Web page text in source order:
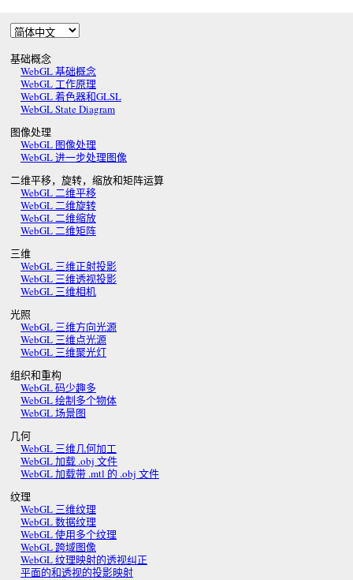
基础概念
WebGL 基础概念
WebGL 工作原理
WebGL 着色器和GLSL
WebGL State Diagram
图像处理
WebGL 图像处理
WebGL 进一步处理图像
二维平移，旋转，缩放和矩阵运算
WebGL 二维平移
WebGL 二维旋转
WebGL 二维缩放
WebGL 二维矩阵
三维
WebGL 三维正射投影
WebGL 三维透视投影
WebGL 三维相机
光照
WebGL 三维方向光源
WebGL 三维点光源
WebGL 三维聚光灯
组织和重构
WebGL 码少趣多
WebGL 绘制多个物体
WebGL 场景图
几何
WebGL 三维几何加工
WebGL 加载 .obj 文件
WebGL 加载带 .mtl 的 .obj 文件
纹理
WebGL 三维纹理
WebGL 数据纹理
WebGL 使用多个纹理
WebGL 跨域图像
WebGL 纹理映射的透视纠正
平面的和透视的投影映射